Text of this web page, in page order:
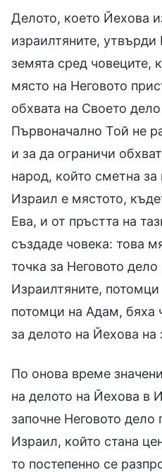
Делото, което Йехова
израилтяните,
земята сред човеците,
място на Неговото
обхвата на Своето
Първоначално Той не
и за да ограничи
народ, който сметна
Израил е мястото,
Ева, и от пръстта на
създаде човека: това
точка за Неговото дело
Израилтяните,
потомци на Адам, бяха
за делото на Йехова на
По онова време
на делото на Йехова в
започне Неговото дело
Израил, който стана
то постепенно се